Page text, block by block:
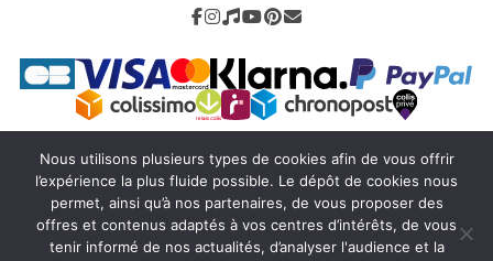
Mentions légales-CGV-Livraison- Retour-Contact
-Charly H
Nous utilisons plusieurs types de cookies afin de vous offrir
l’expérience la plus fluide possible. Le dépôt de cookies nous
permet, ainsi qu’à nos partenaires, de vous proposer des
offres et contenus adaptés à vos centres d’intérêts, de vous
tenir informé de nos actualités, d’analyser l'audience et la